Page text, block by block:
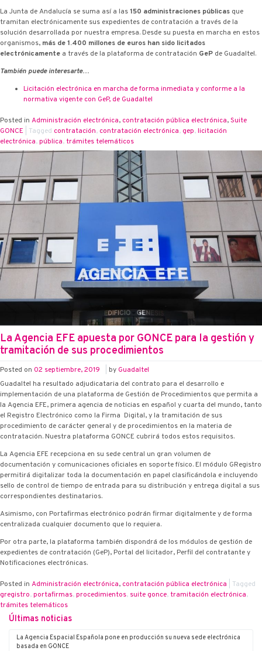
La Junta de Andalucía se suma así a las150 administraciones públicas que
tramitan electrónicamente sus expedientes de contratación a través de la
solución desarrollada por nuestra empresa. Desde su puesta en marcha en estos
organismos, más de 1.400 millones de euros han sido licitados
electrónicamente a través de la plataforma de contratación G·eP de Guadaltel.
También puede interesarte…
Licitación electrónica en marcha de forma inmediata y conforme a la
normativa vigente con G·eP, de Guadaltel
Posted in Administración electrónica, contratación pública electrónica,Suite
G·ONCE
Tagged contratación, contratación electrónica, g·ep,licitación
electrónica,pública,trámites telemáticos
La Agencia EFE apuesta por G·ONCE para la gestión y
tramitación de sus procedimientos
Posted on 02 septiembre, 2019 by Guadaltel
Guadaltel ha resultado adjudicataria del contrato para el desarrollo e
implementación de una plataforma de Gestión de Procedimientos que permita a
la Agencia EFE, primera agencia de noticias en español y cuarta del mundo, tanto
el Registro Electrónico como la Firma Digital, y la tramitación de sus
procedimiento de carácter general y de procedimientos en la materia de
contratación. Nuestra plataforma G·ONCE cubrirá todos estos requisitos.
La Agencia EFE recepciona en su sede central un gran volumen de
documentación y comunicaciones oficiales en soporte físico. El módulo G·Registro
permitirá digitalizar toda la documentación en papel clasificándola e incluyendo
sello de control de tiempo de entrada para su distribución y entrega digital a sus
correspondientes destinatarios.
Asimismo, con Portafirmas electrónico podrán firmar digitalmente y de forma
centralizada cualquier documento que lo requiera.
Por otra parte, la plataforma también dispondrá de los módulos de gestión de
expedientes de contratación (G·eP), Portal del licitador, Perfil del contratante y
Notificaciones electrónicas.
Posted in Administración electrónica, contratación pública electrónica
Tagged
g·registro,portafirmas,procedimientos, suite g·once,tramitación electrónica,
trámites telemáticos
Últimas noticias
La Agencia Espacial Española pone en producción su nueva sede electrónica
basada en G·ONCE